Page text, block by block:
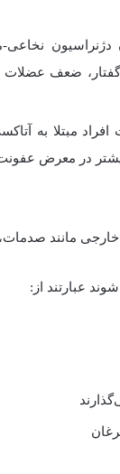
ضعف
مبتلا به
بیشتر در معرض
مانند
عبارتند از: